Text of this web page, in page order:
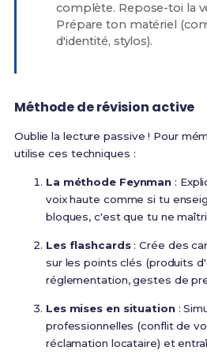
complète. Repose-toi la
Prépare ton matériel
d'identité, stylos).
Méthode de révision active
Oublie la lecture passive ! Pour
utilise ces techniques :
La méthode Feynman :
voix haute comme si tu
bloques, c'est que tu ne
Les flashcards: Crée des
sur les points clés (produits
réglementation, gestes de
Les mises en situation:
professionnelles (conflit de
réclamation locataire) et